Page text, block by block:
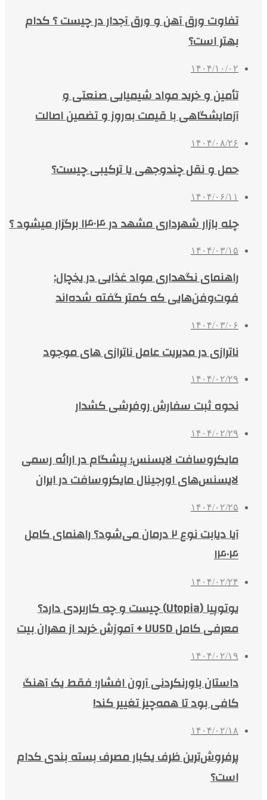
تفاوت ورق آهن و ورق آجدار در چیست ؟ کدام
بهتر است؟
۱۴۰۴/۱۰/۰۲
تأمین و خرید مواد شیمیایی صنعتی و
آزمایشگاهی با قیمت به‌روز و تضمین اصالت
۱۴۰۴/۰۸/۲۶
حمل و نقل چندوجهی یا ترکیبی چیست؟
۱۴۰۴/۰۶/۱۱
چله بازار شهرداری مشهد در ۱۴۰۴ برگزار میشود ؟
۱۴۰۴/۰۳/۱۵
راهنمای نگهداری مواد غذایی در یخچال:
فوت‌وفن‌هایی که کمتر گفته شده‌اند
۱۴۰۴/۰۳/۰۶
ناترازی در مدیریت عامل ناترازی های موجود
۱۴۰۴/۰۲/۲۹
نحوه ثبت سفارش روفرشی کشدار
۱۴۰۴/۰۲/۲۹
مایکروسافت لایسنس؛ پیشگام در ارائه رسمی
لایسنس‌های اورجینال مایکروسافت در ایران
۱۴۰۴/۰۲/۲۵
آیا دیابت نوع ۲ درمان می‌شود؟ راهنمای کامل
۱۴۰۴
۱۴۰۴/۰۲/۲۴
یوتوپیا (Utopia) چیست و چه کاربردی دارد؟
معرفی کامل UUSD + آموزش خرید از مهران بیت
۱۴۰۴/۰۲/۱۹
داستان باورنکردنی آرون افشار؛ فقط یک آهنگ
کافی بود تا همه‌چیز تغییر کند!
۱۴۰۴/۰۲/۱۸
پرفروش‌ترین ظرف یکبار مصرف بسته بندی کدام
است؟